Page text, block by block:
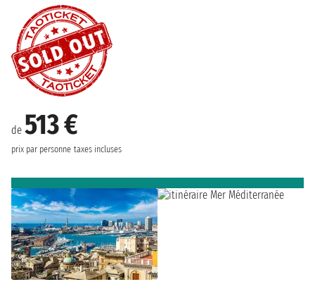
de 513 €
prix par personne taxes incluses